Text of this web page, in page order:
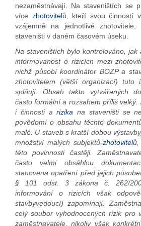
nezaměstnávají. Na staveništích se
více zhotovitelů, kteří svou činností
vzájemně na jednotlivé
staveništi v daném časovém úseku.
Na staveništích bylo kontrolováno,
informovanost o rizicích mezi
nichž působí koordinátor BOZP a
zhotovitelem (větší organizací) tuto
splňují. Obsah takto vytvářených
často formální a rozsahem příliš velký.
i činnosti arizika na staveništi se
povědomí o obsahu těchto
malé. U staveb s kratší dobou
množství malých subjektů-zhotovitelů,
této povinnosti častěji.
často velmi obsáhlou
stanovena opatření před jejich
§ 101 odst. 3 zákona č. 262/
informování o rizicích však
stavbyvedoucí) zapomínají.
celý soubor vyhodnocených rizik pro
zaměstnavatele, nikoliv však